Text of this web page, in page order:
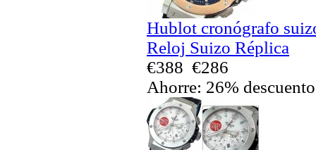
Hublot cronógrafo
Reloj Suizo Réplica
€388 €286
Ahorre: 26% descuento